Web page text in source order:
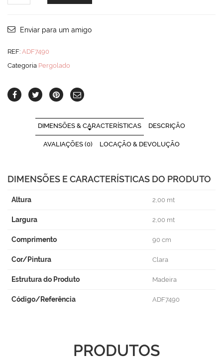
Enviar para um amigo
REF: ADF7490
Categoria Pergolado
DIMENSÕES & CARACTERÍSTICAS DESCRIÇÃO
AVALIAÇÕES (0) LOCAÇÃO & DEVOLUÇÃO
DIMENSÕES E CARACTERÍSTICAS DO PRODUTO
Altura 2,00 mt
Largura 2,00 mt
Comprimento 90 cm
Cor/Pintura Clara
Estrutura do Produto Madeira
Código/Referência ADF7490
PRODUTOS